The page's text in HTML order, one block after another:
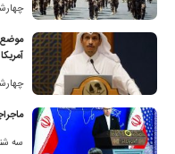
چهارشنبه 7
موضع
آمریکا
چهارشنبه 7
سه شنبه 6